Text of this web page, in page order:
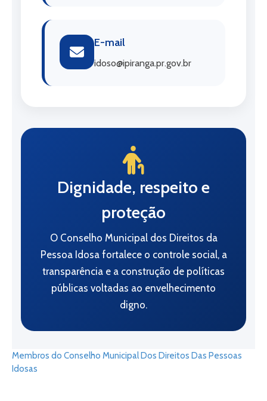
E-mail
idoso@ipiranga.pr.gov.br
Dignidade, respeito e
proteção
O Conselho Municipal dos Direitos da
Pessoa Idosa fortalece o controle social, a
transparência e a construção de políticas
públicas voltadas ao envelhecimento
digno.
Membros do Conselho Municipal Dos Direitos Das Pessoas
Idosas